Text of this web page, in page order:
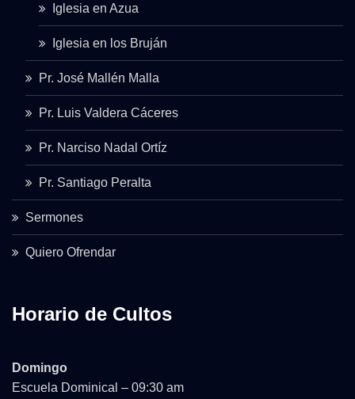
Iglesia en Azua
Iglesia en los Bruján
Pr. José Mallén Malla
Pr. Luis Valdera Cáceres
Pr. Narciso Nadal Ortíz
Pr. Santiago Peralta
Sermones
Quiero Ofrendar
Horario de Cultos
Domingo
Escuela Dominical – 09:30 am